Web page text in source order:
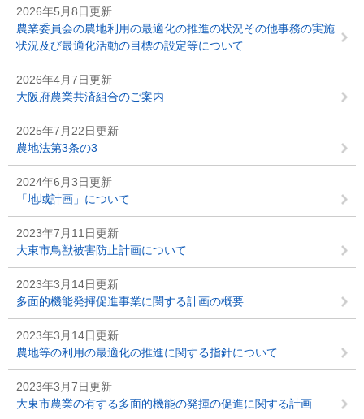
2026年5月8日更新
農業委員会の農地利用の最適化の推進の状況その他事務の実施
状況及び最適化活動の目標の設定等について
2026年4月7日更新
大阪府農業共済組合のご案内
2025年7月22日更新
農地法第3条の3
2024年6月3日更新
「地域計画」について
2023年7月11日更新
大東市鳥獣被害防止計画について
2023年3月14日更新
多面的機能発揮促進事業に関する計画の概要
2023年3月14日更新
農地等の利用の最適化の推進に関する指針について
2023年3月7日更新
大東市農業の有する多面的機能の発揮の促進に関する計画